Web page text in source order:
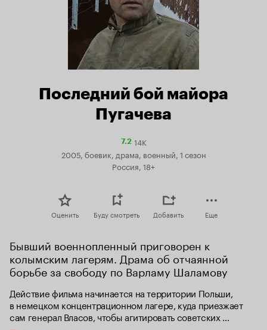
Последний бой майора
Пугачева
7.2Рейтинг
14K
2005, боевик, драма, военный, 1 сезон
Россия, 18+
Оценить Буду смотреть Добавить Еще
Бывший военнопленный приговорен к
колымским лагерям. Драма об отчаянной
борьбе за свободу по Варламу Шаламову
Действие фильма начинается на территории Польши,
в немецком концентрационном лагере, куда приезжает
сам генерал Власов, чтобы агитировать советских